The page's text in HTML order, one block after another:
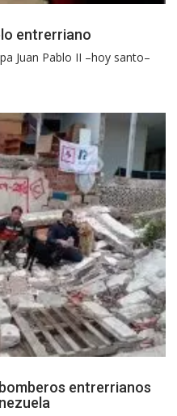
entrerriano
Juan Pablo II –hoy santo–
entrerrianos